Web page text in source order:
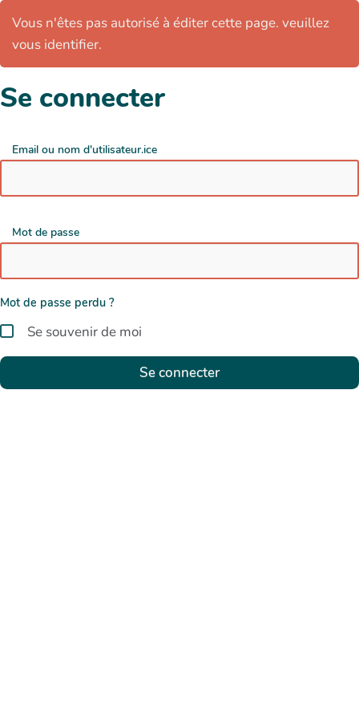
Vous n'êtes pas autorisé à éditer cette page. veuillez
vous identifier.
Se connecter
Email ou nom d'utilisateur.ice
Mot de passe
Mot de passe perdu ?
Se souvenir de moi
Se connecter